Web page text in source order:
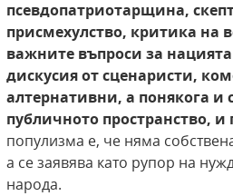
псевдопатриотарщина,
присмехулство, критика на
важните въпроси за
дискусия от сценаристи,
алтернативни, а понякога
публичното пространство, и
популизма е, че няма
а се заявява като рупор на
народа.